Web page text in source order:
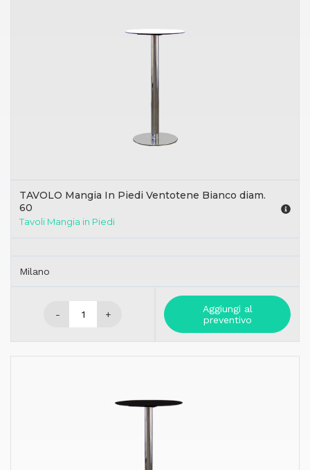
TAVOLO Mangia In Piedi Ventotene Bianco diam.
60
Tavoli Mangia in Piedi
Milano
- +
Aggiungi al
preventivo